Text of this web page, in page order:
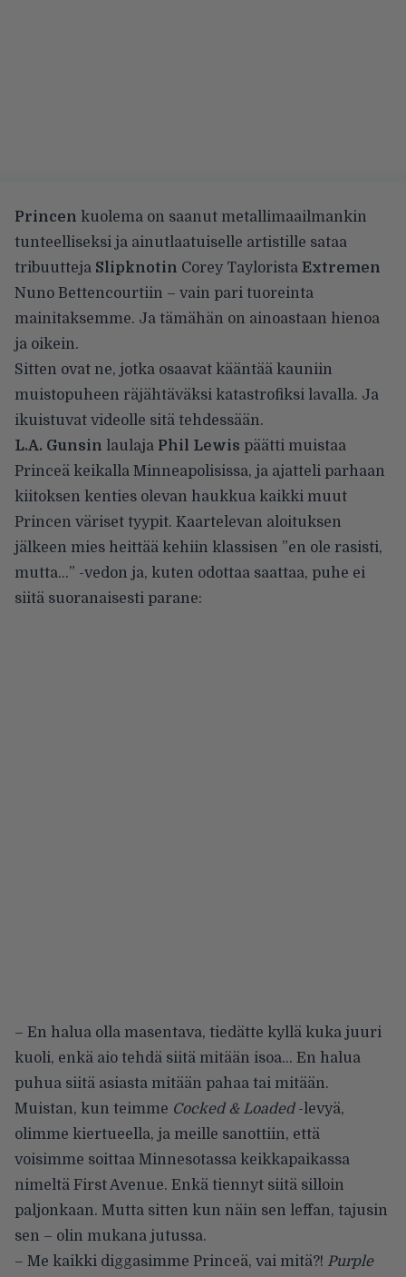
Princen kuolema on saanut metallimaailmankin
tunteelliseksi ja ainutlaatuiselle artistille sataa
tribuutteja Slipknotin Corey Taylorista Extremen
Nuno Bettencourtiin – vain pari tuoreinta
mainitaksemme. Ja tämähän on ainoastaan hienoa
ja oikein.
Sitten ovat ne, jotka osaavat kääntää kauniin
muistopuheen räjähtäväksi katastrofiksi lavalla. Ja
ikuistuvat videolle sitä tehdessään.
L.A. Gunsin laulaja Phil Lewis päätti muistaa
Princeä keikalla Minneapolisissa, ja ajatteli parhaan
kiitoksen kenties olevan haukkua kaikki muut
Princen väriset tyypit. Kaartelevan aloituksen
jälkeen mies heittää kehiin klassisen ”en ole rasisti,
mutta…” -vedon ja, kuten odottaa saattaa, puhe ei
siitä suoranaisesti parane:
– En halua olla masentava, tiedätte kyllä kuka juuri
kuoli, enkä aio tehdä siitä mitään isoa… En halua
puhua siitä asiasta mitään pahaa tai mitään.
Muistan, kun teimme Cocked & Loaded-levyä,
olimme kiertueella, ja meille sanottiin, että
voisimme soittaa Minnesotassa keikkapaikassa
nimeltä First Avenue. Enkä tiennyt siitä silloin
paljonkaan. Mutta sitten kun näin sen leffan, tajusin
sen – olin mukana jutussa.
– Me kaikki diggasimme Princeä, vai mitä?! Purple